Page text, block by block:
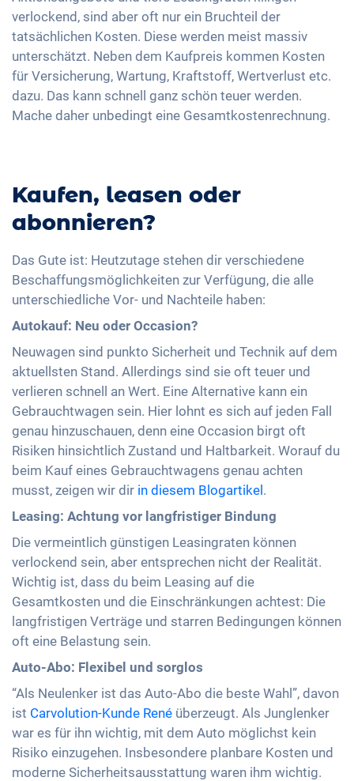
verlockend, sind aber oft nur ein Bruchteil der
tatsächlichen Kosten. Diese werden meist massiv
unterschätzt. Neben dem Kaufpreis kommen Kosten
für Versicherung, Wartung, Kraftstoff, Wertverlust etc.
dazu. Das kann schnell ganz schön teuer werden.
Mache daher unbedingt eine Gesamtkostenrechnung.
Kaufen, leasen oder
abonnieren?
Das Gute ist: Heutzutage stehen dir verschiedene
Beschaffungsmöglichkeiten zur Verfügung, die alle
unterschiedliche Vor- und Nachteile haben:
Autokauf: Neu oder Occasion?
Neuwagen sind punkto Sicherheit und Technik auf dem
aktuellsten Stand. Allerdings sind sie oft teuer und
verlieren schnell an Wert. Eine Alternative kann ein
Gebrauchtwagen sein. Hier lohnt es sich auf jeden Fall
genau hinzuschauen, denn eine Occasion birgt oft
Risiken hinsichtlich Zustand und Haltbarkeit. Worauf du
beim Kauf eines Gebrauchtwagens genau achten
musst, zeigen wir dir in diesem Blogartikel.
Leasing: Achtung vor langfristiger Bindung
Die vermeintlich günstigen Leasingraten können
verlockend sein, aber entsprechen nicht der Realität.
Wichtig ist, dass du beim Leasing auf die
Gesamtkosten und die Einschränkungen achtest: Die
langfristigen Verträge und starren Bedingungen können
oft eine Belastung sein.
Auto-Abo: Flexibel und sorglos
“Als Neulenker ist das Auto-Abo die beste Wahl”, davon
ist Carvolution-Kunde René überzeugt. Als Junglenker
war es für ihn wichtig, mit dem Auto möglichst kein
Risiko einzugehen. Insbesondere planbare Kosten und
moderne Sicherheitsausstattung waren ihm wichtig.